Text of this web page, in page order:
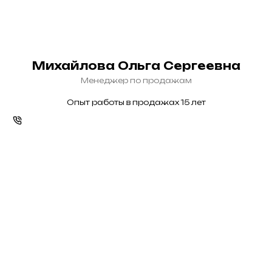
Михайлова Ольга Сергеевна
Менеджер по продажам
Опыт работы в продажах 15 лет